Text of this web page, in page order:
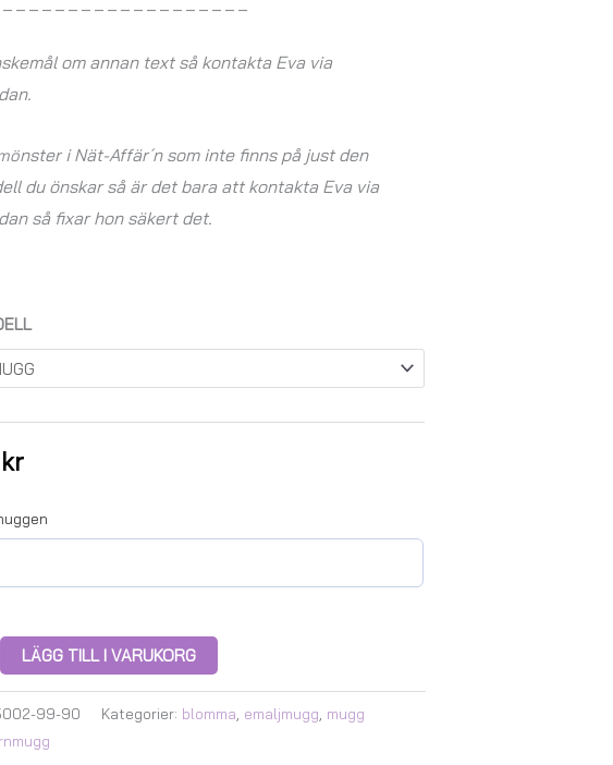
om annan text så kontakta Eva via
nster i Nät-Affär´n som inte finns på just den
du önskar så är det bara att kontakta Eva via
så fixar hon säkert det.
kr
LÄGG TILL I VARUKORG
99-90 Kategorier: blomma emaljmugg mugg